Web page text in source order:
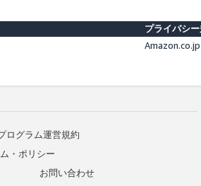
プライバシ
ログラム運営規約
・ポリシー
お問い合わせ